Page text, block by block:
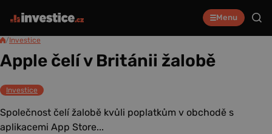
Menu
/Investice
Apple čelí v Británii žalobě
Investice
Společnost čelí žalobě kvůli poplatkům v obchodě s
aplikacemi App Store...